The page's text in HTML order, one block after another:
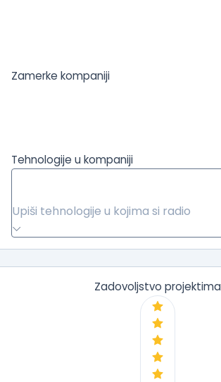
Zamerke kompaniji
Tehnologije u kompaniji
Upiši tehnologije u kojima si radio
Zadovoljstvo projektima